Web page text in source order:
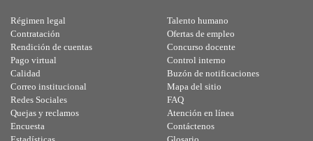
Régimen legal
Contratación
Rendición de cuentas
Pago virtual
Calidad
Talento humano
Ofertas de empleo
Concurso docente
Control interno
Buzón de notificaciones
Correo institucional
Redes Sociales
Quejas y reclamos
Encuesta
Mapa del sitio
FAQ
Atención en línea
Contáctenos